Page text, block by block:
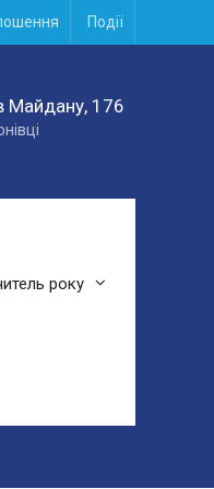
Події
Майдану, 176
року